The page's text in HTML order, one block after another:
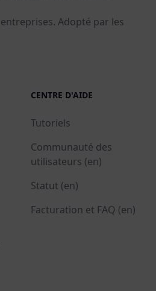
Adopté par les
CENTRE D'AIDE
Tutoriels
Communauté des
utilisateurs (en)
Statut (en)
Facturation et FAQ (en)